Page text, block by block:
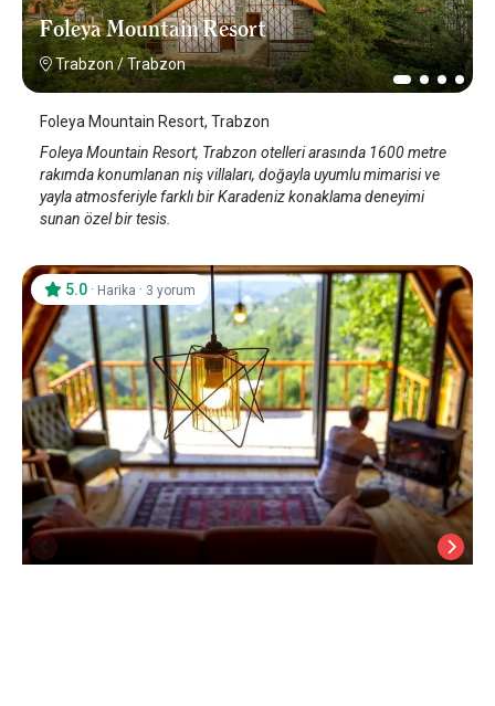
Foleya Mountain Resort
Trabzon/Trabzon
Foleya Mountain Resort, Trabzon
Foleya Mountain Resort, Trabzon otelleri arasında 1600 metre
rakımda konumlanan niş villaları, doğayla uyumlu mimarisi ve
yayla atmosferiyle farklı bir Karadeniz konaklama deneyimi
sunan özel bir tesis.
5.0 · Harika · 3 yorum